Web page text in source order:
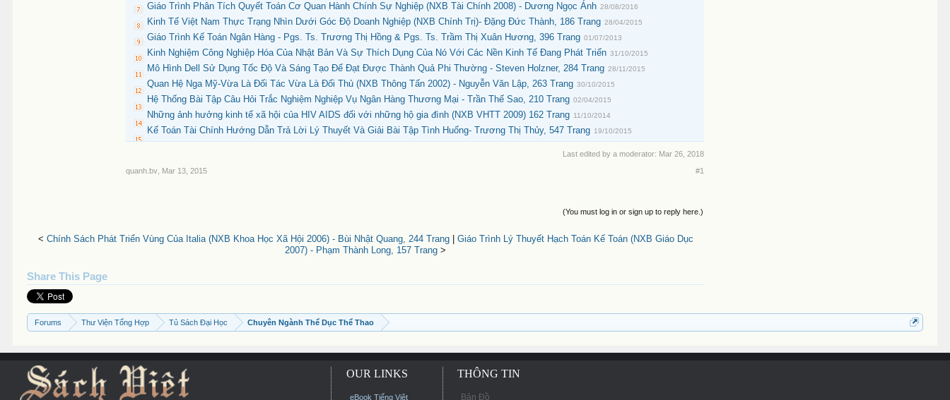
Giáo Trình Phân Tích Quyết Toán Cơ Quan Hành Chính Sự Nghiệp (NXB Tài Chính 2008) - Dương Ngọc Ánh 28/08/2016
Kinh Tế Việt Nam Thực Trạng Nhìn Dưới Góc Độ Doanh Nghiệp (NXB Chính Trị)- Đặng Đức Thành, 186 Trang 28/04/2015
Giáo Trình Kế Toán Ngân Hàng - Pgs. Ts. Trương Thị Hồng & Pgs. Ts. Trầm Thị Xuân Hương, 396 Trang 01/07/2013
Kinh Nghiệm Công Nghiệp Hóa Của Nhật Bản Và Sự Thích Dụng Của Nó Với Các Nền Kinh Tế Đang Phát Triển 31/10/2015
Mô Hình Dell Sử Dụng Tốc Độ Và Sáng Tạo Để Đạt Được Thành Quả Phi Thường - Steven Holzner, 284 Trang 28/11/2015
Quan Hệ Nga Mỹ-Vừa Là Đối Tác Vừa Là Đối Thủ (NXB Thông Tấn 2002) - Nguyễn Văn Lập, 263 Trang 30/10/2015
Hệ Thống Bài Tập Câu Hỏi Trắc Nghiệm Nghiệp Vụ Ngân Hàng Thương Mại - Trần Thế Sao, 210 Trang 02/04/2015
Những ảnh hưởng kinh tế xã hội của HIV AIDS đối với những hộ gia đình (NXB VHTT 2009) 162 Trang 11/10/2014
Kế Toán Tài Chính Hướng Dẫn Trả Lời Lý Thuyết Và Giải Bài Tập Tình Huống- Trương Thị Thủy, 547 Trang 19/10/2015
Last edited by a moderator: Mar 26, 2018
quanh.bv
Mar 13, 2015 #1
(You must log in or sign up to reply here.)
< Chính Sách Phát Triển Vùng Của Italia (NXB Khoa Học Xã Hội 2006) - Bùi Nhật Quang, 244 Trang| Giáo Trình Lý Thuyết Hạch Toán Kế Toán (NXB Giáo Dục
2007) - Phạm Thành Long, 157 Trang >
Share This Page
Forums Thư Viện Tổng Hợp Tủ Sách Đại Học Chuyên Ngành Thể Dục Thể Thao
OUR LINKS
eBook Tiếng Việt
THÔNG TIN
Bản Đồ